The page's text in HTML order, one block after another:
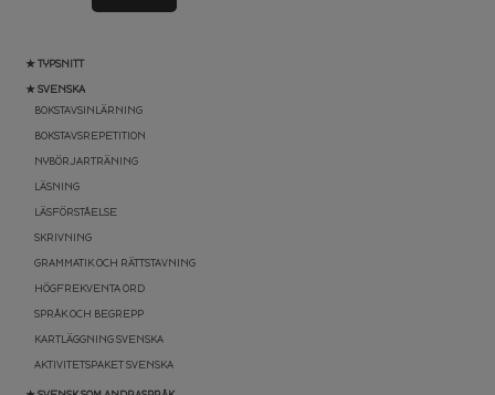
★ TYPSNITT
★ SVENSKA
BOKSTAVSINLÄRNING
BOKSTAVSREPETITION
NYBÖRJARTRÄNING
LÄSNING
LÄSFÖRSTÅELSE
SKRIVNING
GRAMMATIK OCH RÄTTSTAVNING
HÖGFREKVENTA ORD
SPRÅK OCH BEGREPP
KARTLÄGGNING SVENSKA
AKTIVITETSPAKET SVENSKA